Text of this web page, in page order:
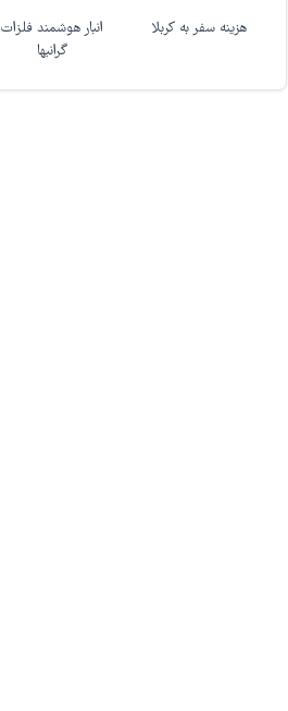
هزینه سفر به کربلا
انبار هوشمند فلزات
گرانبها